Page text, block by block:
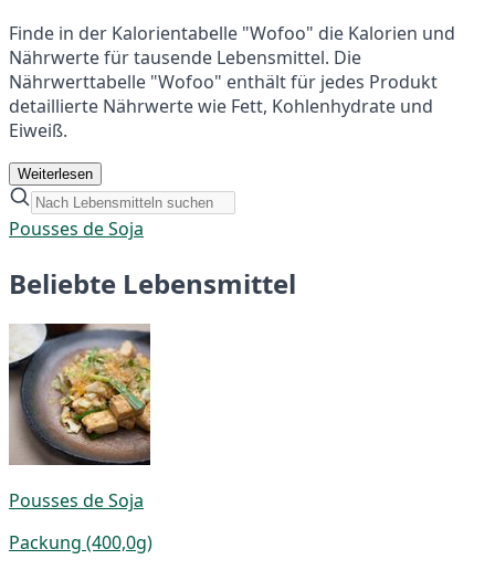
Finde in der Kalorientabelle "Wofoo" die Kalorien und
Nährwerte für tausende Lebensmittel. Die
Nährwerttabelle "Wofoo" enthält für jedes Produkt
detaillierte Nährwerte wie Fett, Kohlenhydrate und
Eiweiß.
Weiterlesen
Pousses de Soja
Beliebte Lebensmittel
Pousses de Soja
Packung (400,0g)